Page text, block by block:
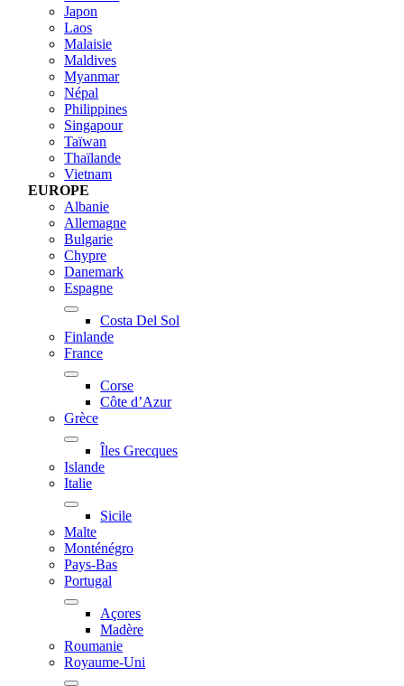
Japon
Laos
Malaisie
Maldives
Myanmar
Népal
Philippines
Singapour
Taïwan
Thaïlande
Vietnam
EUROPE
Albanie
Allemagne
Bulgarie
Chypre
Danemark
Espagne
Costa Del Sol
Finlande
France
Corse
Côte d’Azur
Grèce
Îles Grecques
Islande
Italie
Sicile
Malte
Monténégro
Pays-Bas
Portugal
Açores
Madère
Roumanie
Royaume-Uni